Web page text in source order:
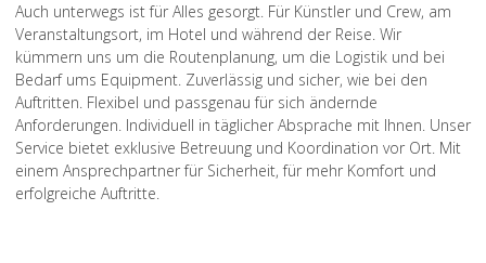
Auch unterwegs ist für Alles gesorgt. Für Künstler und Crew, am
Veranstaltungsort, im Hotel und während der Reise. Wir
kümmern uns um die Routenplanung, um die Logistik und bei
Bedarf ums Equipment. Zuverlässig und sicher, wie bei den
Auftritten. Flexibel und passgenau für sich ändernde
Anforderungen. Individuell in täglicher Absprache mit Ihnen. Unser
Service bietet exklusive Betreuung und Koordination vor Ort. Mit
einem Ansprechpartner für Sicherheit, für mehr Komfort und
erfolgreiche Auftritte.